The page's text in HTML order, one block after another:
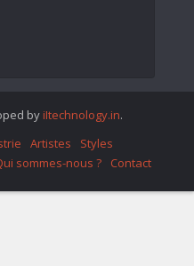
by iItechnology.in.
Artistes
Styles
sommes-nous ? Contact